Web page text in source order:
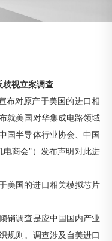
歧视立案调查
布对原产于美国的进口相
就美国对华集成电路领域
国半导体行业协会、中国
商会”）发布声明对此进
美国的进口相关模拟芯片
销调查是应中国国内产业
规则。调查涉及自美进口